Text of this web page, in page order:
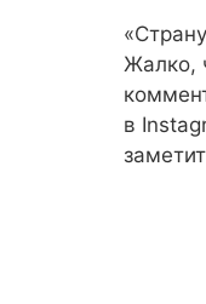
Жалко,
в